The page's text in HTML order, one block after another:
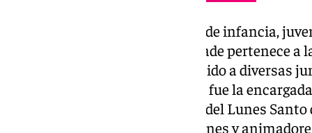
Muy involucrada en la pastoral de infancia,
de Antequera, en el ámbito cofrade pertenece
Estudiantes, donde ha pertenecido a diversas
la liturgia y formación. Además, fue la
joven de la corporación cofrade del Lunes
numerosos grupo de niños, jóvenes y